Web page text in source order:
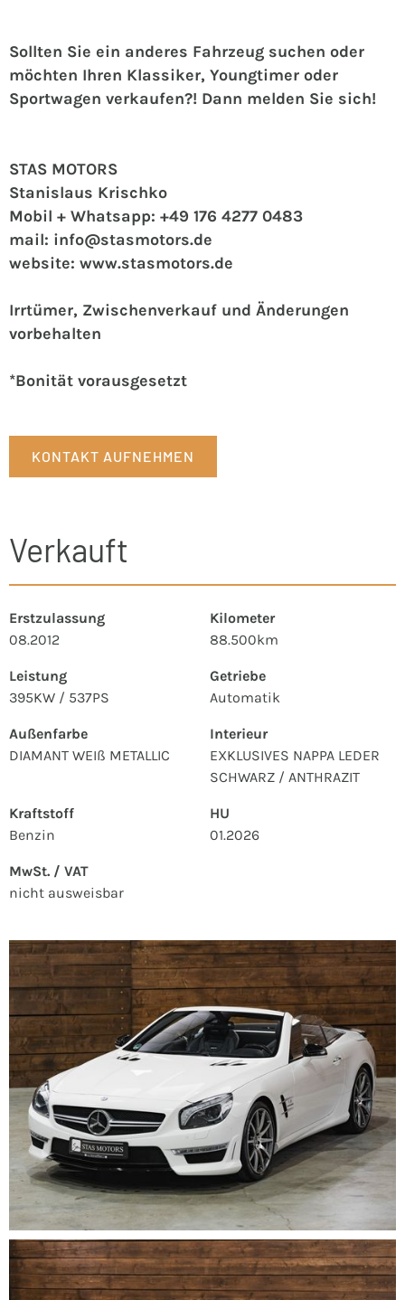
Sollten Sie ein anderes Fahrzeug suchen oder
möchten Ihren Klassiker, Youngtimer oder
Sportwagen verkaufen?! Dann melden Sie sich!
STAS MOTORS
Stanislaus Krischko
Mobil + Whatsapp: +49 176 4277 0483
mail: info@stasmotors.de
website: www.stasmotors.de
Irrtümer, Zwischenverkauf und Änderungen
vorbehalten
*Bonität vorausgesetzt
KONTAKT AUFNEHMEN
Verkauft
Erstzulassung
08.2012
Kilometer
88.500km
Leistung
395KW / 537PS
Getriebe
Automatik
Außenfarbe
DIAMANT WEIß METALLIC
Interieur
EXKLUSIVES NAPPA LEDER
SCHWARZ / ANTHRAZIT
Kraftstoff
Benzin
HU
01.2026
MwSt. / VAT
nicht ausweisbar